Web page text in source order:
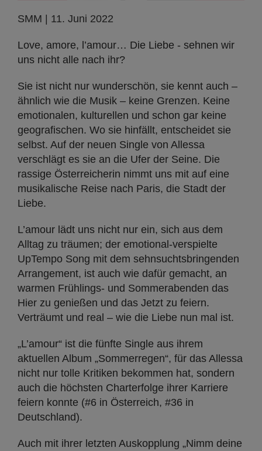
SMM | 11. Juni 2022
Love, amore, l’amour… Die Liebe - sehnen wir
uns nicht alle nach ihr?
Sie ist nicht nur wunderschön, sie kennt auch –
ähnlich wie die Musik – keine Grenzen. Keine
emotionalen, kulturellen und schon gar keine
geografischen. Wo sie hinfällt, entscheidet sie
selbst. Auf der neuen Single von Allessa
verschlägt es sie an die Ufer der Seine. Die
rassige Österreicherin nimmt uns mit auf eine
musikalische Reise nach Paris, die Stadt der
Liebe.
L’amour lädt uns nicht nur ein, sich aus dem
Alltag zu träumen; der emotional-verspielte
UpTempo Song mit dem sehnsuchtsbringenden
Arrangement, ist auch wie dafür gemacht, an
warmen Frühlings- und Sommerabenden das
Hier zu genießen und das Jetzt zu feiern.
Verträumt und real – wie die Liebe nun mal ist.
„L’amour“ ist die fünfte Single aus ihrem
aktuellen Album „Sommerregen“, für das Allessa
nicht nur tolle Kritiken bekommen hat, sondern
auch die höchsten Charterfolge ihrer Karriere
feiern konnte (#6 in Österreich, #36 in
Deutschland).
Auch mit ihrer letzten Auskopplung „Nimm deine